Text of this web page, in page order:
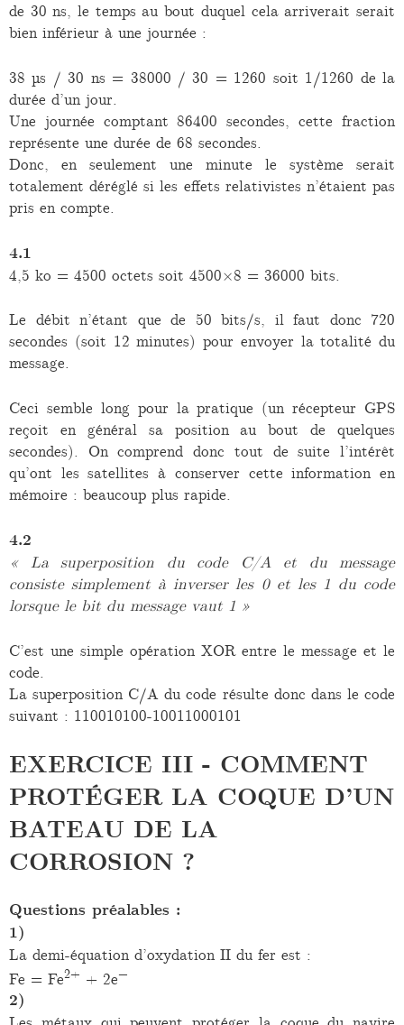
de 30 ns, le temps au bout duquel cela arriverait serait
bien inférieur à une journée :
38 µs / 30 ns = 38000 / 30 = 1260 soit 1/1260 de la
durée d’un jour.
Une journée comptant 86400 secondes, cette fraction
représente une durée de 68 secondes.
Donc, en seulement une minute le système serait
totalement déréglé si les effets relativistes n’étaient pas
pris en compte.
4.1
4,5 ko = 4500 octets soit 4500×8 = 36000 bits.
Le débit n’étant que de 50 bits/s, il faut donc 720
secondes (soit 12 minutes) pour envoyer la totalité du
message.
Ceci semble long pour la pratique (un récepteur GPS
reçoit en général sa position au bout de quelques
secondes). On comprend donc tout de suite l’intérêt
qu’ont les satellites à conserver cette information en
mémoire : beaucoup plus rapide.
4.2
« La superposition du code C/A et du message
consiste simplement à inverser les 0 et les 1 du code
lorsque le bit du message vaut 1 »
C’est une simple opération XOR entre le message et le
code.
La superposition C/A du code résulte donc dans le code
suivant : 110010100-10011000101
EXERCICE III - COMMENT
PROTÉGER LA COQUE D’UN
BATEAU DE LA
CORROSION ?
Questions préalables :
1)
La demi-équation d’oxydation II du fer est :
Fe = Fe2+ + 2e−
2)